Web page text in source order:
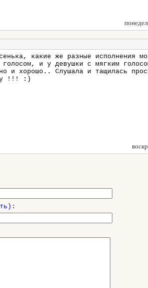
какие же разные исполнения
голосом, и у девушки с мягким
и хорошо.. Слушала и тащилась
!!! :)